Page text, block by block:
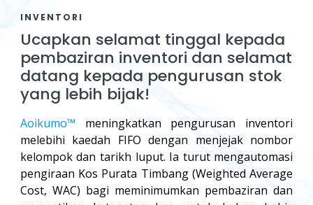
INVENTORI
Ucapkan selamat tinggal kepada
pembaziran inventori dan selamat
datang kepada pengurusan stok
yang lebih bijak!
Aoikumo™ meningkatkan pengurusan inventori
melebihi kaedah FIFO dengan menjejak nombor
kelompok dan tarikh luput. Ia turut mengautomasi
pengiraan Kos Purata Timbang (Weighted Average
Cost, WAC) bagi meminimumkan pembaziran dan